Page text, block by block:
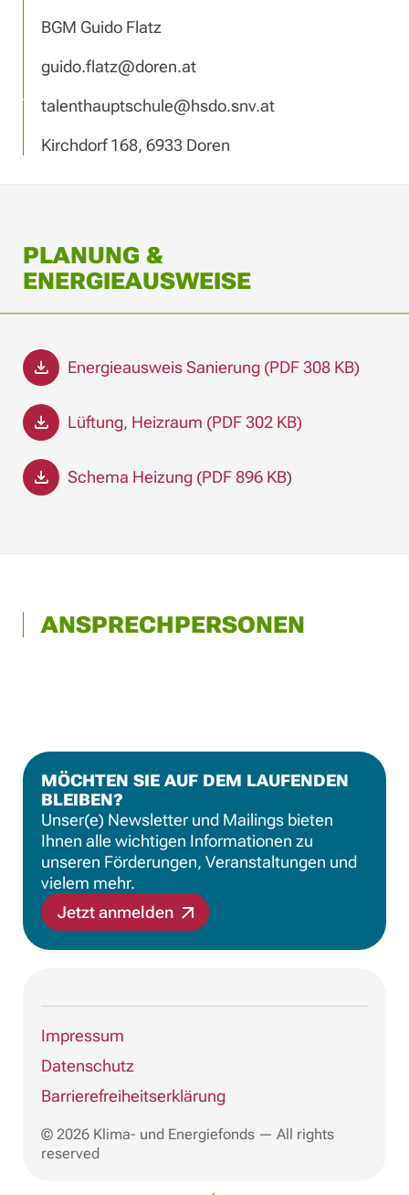
BGM Guido Flatz
guido.flatz@doren.at
talenthauptschule@hsdo.snv.at
Kirchdorf 168, 6933 Doren
PLANUNG &
ENERGIEAUSWEISE
Energieausweis Sanierung (PDF 308 KB)
Lüftung, Heizraum (PDF 302 KB)
Schema Heizung (PDF 896 KB)
ANSPRECHPERSONEN
MÖCHTEN SIE AUF DEM LAUFENDEN
BLEIBEN?
Unser(e) Newsletter und Mailings bieten
Ihnen alle wichtigen Informationen zu
unseren Förderungen, Veranstaltungen und
vielem mehr.
Jetzt anmelden
Impressum
Datenschutz
Barrierefreiheitserklärung
© 2026 Klima- und Energiefonds — All rights
reserved